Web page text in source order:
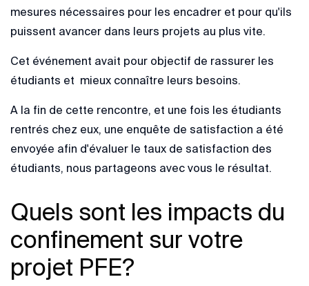
mesures nécessaires pour les encadrer et pour qu'ils
puissent avancer dans leurs projets au plus vite.
Cet événement avait pour objectif de rassurer les
étudiants et mieux connaître leurs besoins.
A la fin de cette rencontre, et une fois les étudiants
rentrés chez eux, une enquête de satisfaction a été
envoyée afin d'évaluer le taux de satisfaction des
étudiants, nous partageons avec vous le résultat.
Quels sont les impacts du
confinement sur votre
projet PFE?